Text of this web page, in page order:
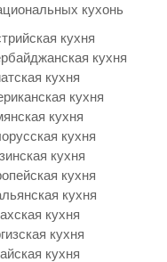
кухонь
кухня
кухня
кухня
кухня
кухня
кухня
кухня
кухня
кухня
кухня
кухня
кухня